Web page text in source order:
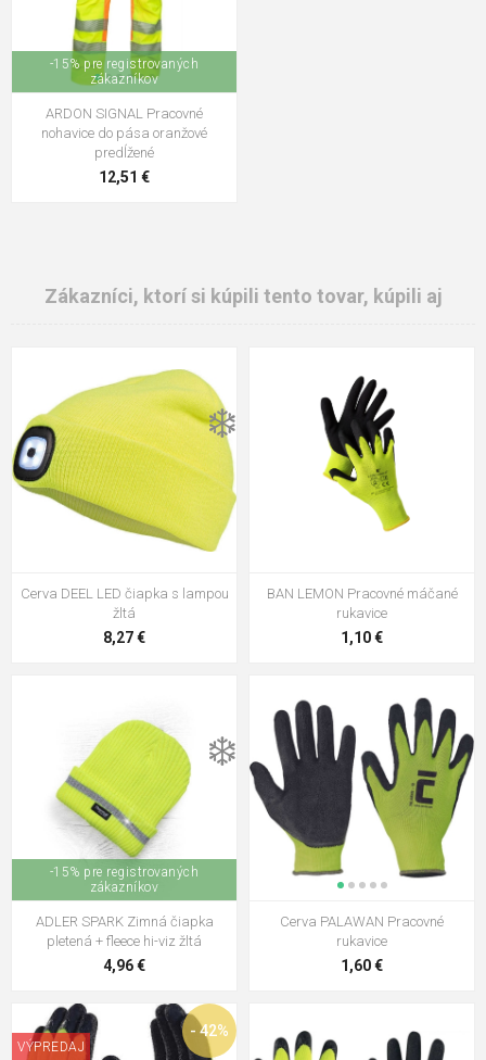
-15% pre registrovaných
zákazníkov
ARDON SIGNAL Pracovné
nohavice do pása oranžové
predĺžené
12,51 €
Zákazníci, ktorí si kúpili tento tovar, kúpili aj
❄️
Cerva DEEL LED čiapka s lampou
žltá
8,27 €
BAN LEMON Pracovné máčané
rukavice
1,10 €
-15% pre registrovaných
zákazníkov
❄️
ADLER SPARK Zimná čiapka
pletená + fleece hi-viz žltá
4,96 €
Cerva PALAWAN Pracovné
rukavice
1,60 €
- 42%
VÝPREDAJ